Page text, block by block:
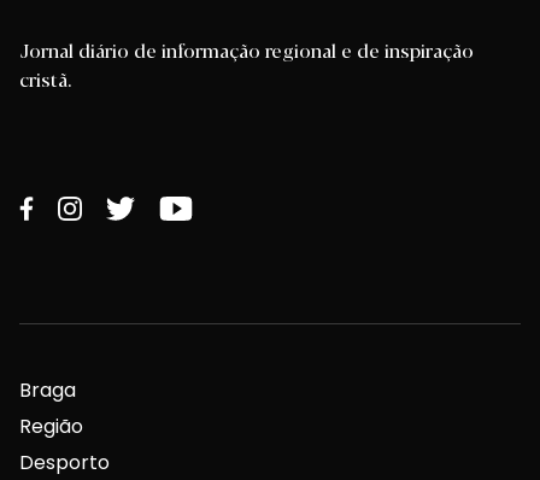
Jornal diário de informação regional e de inspiração
cristã.
Braga
Região
Desporto